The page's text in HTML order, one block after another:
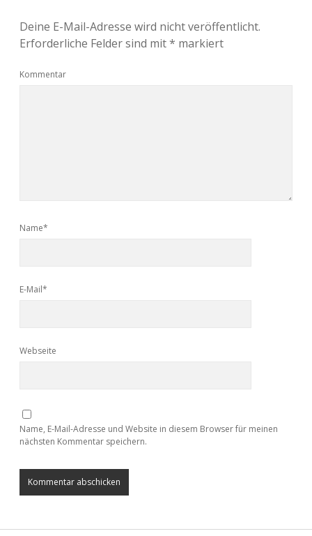
Deine E-Mail-Adresse wird nicht veröffentlicht.
Erforderliche Felder sind mit* markiert
Kommentar
Name*
E-Mail*
Webseite
Name, E-Mail-Adresse und Website in diesem Browser für meinen
nächsten Kommentar speichern.